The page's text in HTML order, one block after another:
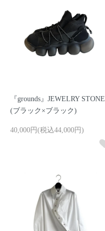
『grounds』JEWELRY STONE
(ブラック×ブラック)
40,000円(税込44,000円)